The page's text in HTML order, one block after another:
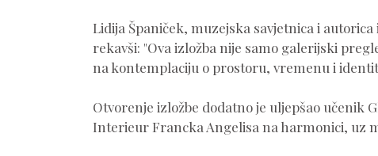
Lidija Španiček, muzejska savjetnica i
rekavši: "Ova izložba nije samo galerijski
na kontemplaciju o prostoru, vremenu i
Otvorenje izložbe dodatno je uljepšao učenik
Interieur Francka Angelisa na harmonici, uz